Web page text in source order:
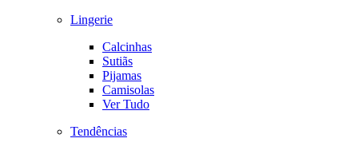
Lingerie
Calcinhas
Sutiãs
Pijamas
Camisolas
Ver Tudo
Tendências